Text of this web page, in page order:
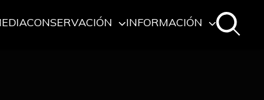
CONSERVACIÓN INFORMACIÓN